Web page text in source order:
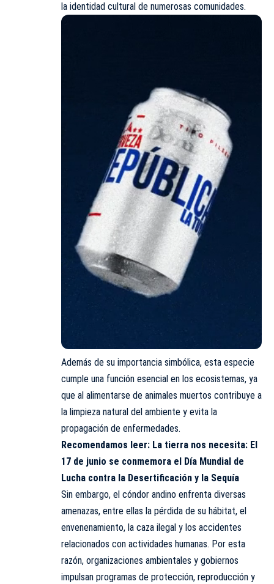
la identidad cultural de numerosas comunidades.
Además de su importancia simbólica, esta especie
cumple una función esencial en los ecosistemas, ya
que al alimentarse de animales muertos contribuye a
la limpieza natural del ambiente y evita la
propagación de enfermedades.
Recomendamos leer: La tierra nos necesita: El
17 de junio se conmemora el Día Mundial de
Lucha contra la Desertificación y la Sequía
Sin embargo, el cóndor andino enfrenta diversas
amenazas, entre ellas la pérdida de su hábitat, el
envenenamiento, la caza ilegal y los accidentes
relacionados con actividades humanas. Por esta
razón, organizaciones ambientales y gobiernos
impulsan programas de protección, reproducción y